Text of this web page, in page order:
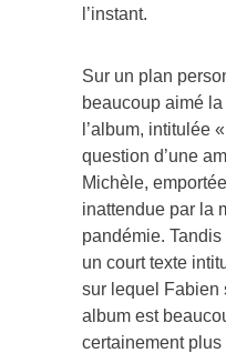
l’instant.
Sur un plan
beaucoup aimé
l’album, intitulée
question d’une
Michèle,
inattendue par la
pandémie.
un court texte
sur lequel Fabien
album est
certainement plus